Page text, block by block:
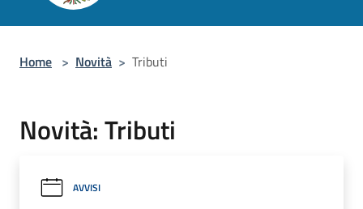
Home > Novità > Tributi
Novità: Tributi
AVVISI